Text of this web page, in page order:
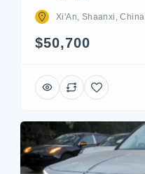
Xi'An, Shaanxi, China
$50,700